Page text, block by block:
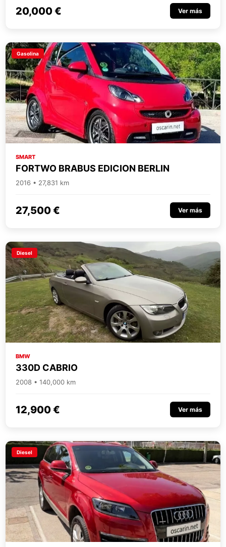
20,000 € Ver más
Gasolina
SMART
FORTWO BRABUS EDICION BERLIN
2016 • 27,831 km
27,500 € Ver más
Diesel
BMW
330D CABRIO
2008 • 140,000 km
12,900 € Ver más
Diesel